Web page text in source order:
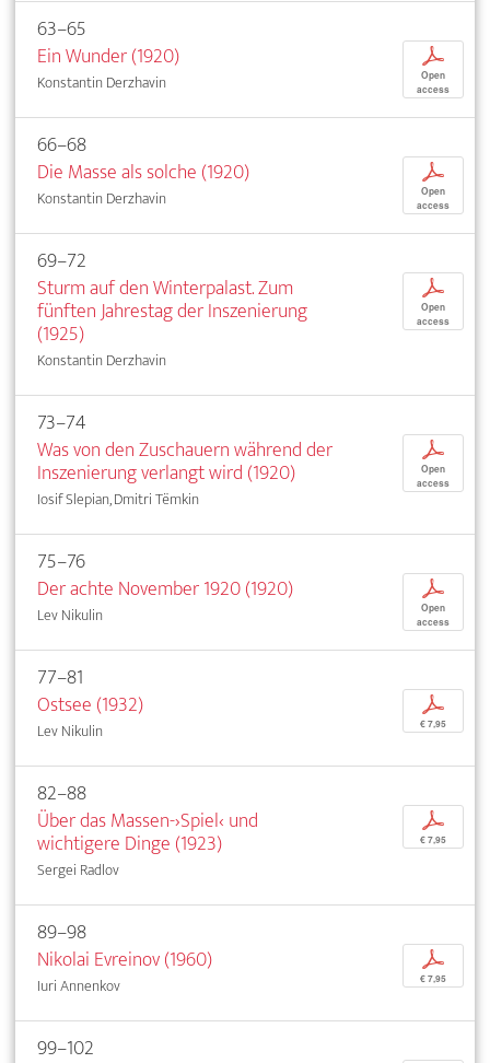
63–65
Ein Wunder (1920)
Konstantin Derzhavin
p
Open
access
66–68
Die Masse als solche (1920)
Konstantin Derzhavin
p
Open
access
69–72
Sturm auf den Winterpalast. Zum
fünften Jahrestag der Inszenierung
(1925)
Konstantin Derzhavin
p
Open
access
73–74
Was von den Zuschauern während der
Inszenierung verlangt wird (1920)
Iosif Slepian, Dmitri Tëmkin
p
Open
access
75–76
Der achte November 1920 (1920)
Lev Nikulin
p
Open
access
77–81
Ostsee (1932)
Lev Nikulin
p
€ 7,95
82–88
Über das Massen-›Spiel‹ und
wichtigere Dinge (1923)
Sergei Radlov
p
€ 7,95
89–98
Nikolai Evreinov (1960)
Iuri Annenkov
p
€ 7,95
99–102